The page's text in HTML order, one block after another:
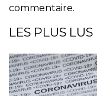
commentaire.
LES PLUS LUS